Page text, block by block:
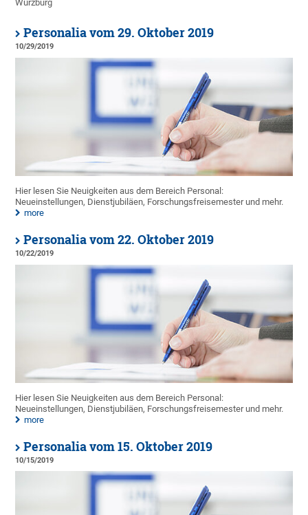
Würzburg
Personalia vom 29. Oktober 2019
10/29/2019
Hier lesen Sie Neuigkeiten aus dem Bereich Personal:
Neueinstellungen, Dienstjubiläen, Forschungsfreisemester und mehr.
more
Personalia vom 22. Oktober 2019
10/22/2019
Hier lesen Sie Neuigkeiten aus dem Bereich Personal:
Neueinstellungen, Dienstjubiläen, Forschungsfreisemester und mehr.
more
Personalia vom 15. Oktober 2019
10/15/2019